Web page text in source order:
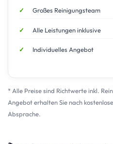
Großes Reinigungsteam
Alle Leistungen inklusive
Individuelles Angebot
* Alle Preise sind Richtwerte inkl.
Angebot erhalten Sie nach
Absprache.